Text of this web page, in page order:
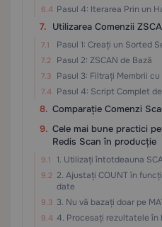
Pasul 4: Iterarea Prin un
Utilizarea Comenzii
Pasul 1: Creați un Sorted
Pasul 2: ZSCAN de Bază
Pasul 3: Filtrați Membrii cu
Pasul 4: Script Complet
Comparație Comenzi
Cele mai bune practici
Redis Scan în producție
1. Utilizați întotdeauna
2. Ajustați COUNT în
date
3. Nu vă bazați doar pe
4. Procesați rezultatele în